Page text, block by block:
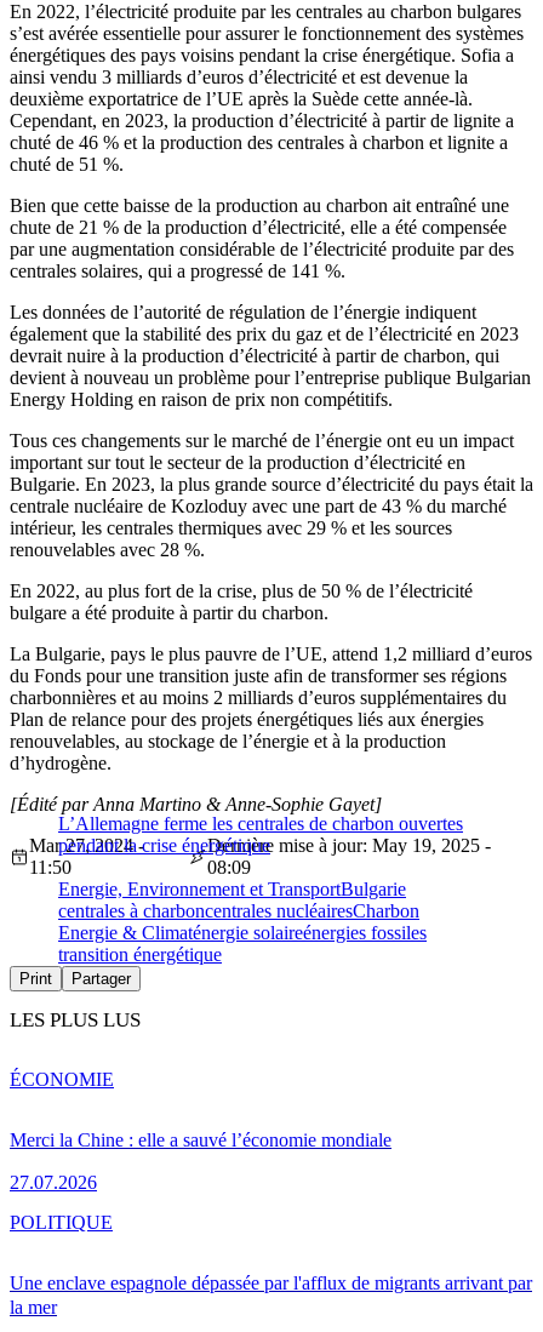
En 2022, l’électricité produite par les centrales au charbon bulgares
s’est avérée essentielle pour assurer le fonctionnement des systèmes
énergétiques des pays voisins pendant la crise énergétique. Sofia a
ainsi vendu 3 milliards d’euros d’électricité et est devenue la
deuxième exportatrice de l’UE après la Suède cette année-là.
Cependant, en 2023, la production d’électricité à partir de lignite a
chuté de 46 % et la production des centrales à charbon et lignite a
chuté de 51 %.
Bien que cette baisse de la production au charbon ait entraîné une
chute de 21 % de la production d’électricité, elle a été compensée
par une augmentation considérable de l’électricité produite par des
centrales solaires, qui a progressé de 141 %.
Les données de l’autorité de régulation de l’énergie indiquent
également que la stabilité des prix du gaz et de l’électricité en 2023
devrait nuire à la production d’électricité à partir de charbon, qui
devient à nouveau un problème pour l’entreprise publique Bulgarian
Energy Holding en raison de prix non compétitifs.
Tous ces changements sur le marché de l’énergie ont eu un impact
important sur tout le secteur de la production d’électricité en
Bulgarie. En 2023, la plus grande source d’électricité du pays était la
centrale nucléaire de Kozloduy avec une part de 43 % du marché
intérieur, les centrales thermiques avec 29 % et les sources
renouvelables avec 28 %.
En 2022, au plus fort de la crise, plus de 50 % de l’électricité
bulgare a été produite à partir du charbon.
La Bulgarie, pays le plus pauvre de l’UE, attend 1,2 milliard d’euros
du Fonds pour une transition juste afin de transformer ses régions
charbonnières et au moins 2 milliards d’euros supplémentaires du
Plan de relance pour des projets énergétiques liés aux énergies
renouvelables, au stockage de l’énergie et à la production
d’hydrogène.
L’Allemagne ferme les centrales de charbon ouvertes
pendant la crise énergétique
[Édité par Anna Martino & Anne-Sophie Gayet]
Mar 27, 2024 -
11:50
Dernière mise à jour: May 19, 2025 -
08:09
Energie, Environnement et TransportBulgarie
centrales à charboncentrales nucléairesCharbon
Energie & Climaténergie solaireénergies fossiles
transition énergétique
Print Partager
LES PLUS LUS
Merci la Chine : elle a sauvé l’économie mondiale
27.07.2026
ÉCONOMIE
Une enclave espagnole dépassée par l'afflux de migrants arrivant par
la mer
POLITIQUE